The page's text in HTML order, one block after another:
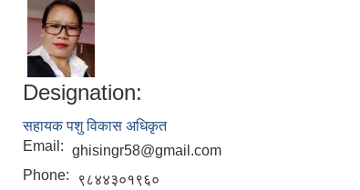
Designation:
सहायक पशु विकास अधिकृत
Email: ghisingr58@gmail.com
Phone:
९८४४३०१९६०